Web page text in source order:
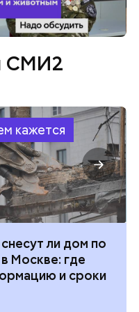
СМИ2
кажется
развитие